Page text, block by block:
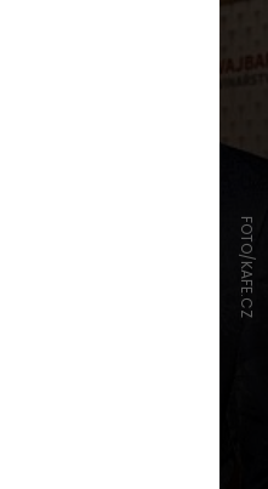
FOTO/KAFE.CZ